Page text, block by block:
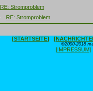
RE: Stromproblem
RE: Stromproblem
[STARTSEITE]
©2000-2018
[IMPRESSUM]